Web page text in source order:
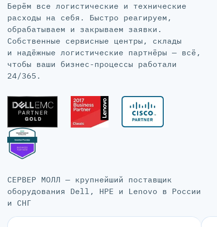
Берём все логистические и технические
расходы на себя. Быстро реагируем,
обрабатываем и закрываем заявки.
Собственные сервисные центры, склады
и надёжные логистические партнёры — всё,
чтобы ваши бизнес-процессы работали
24/365.
СЕРВЕР МОЛЛ — крупнейший поставщик
оборудования Dell, HPE и Lenovo в России
и СНГ